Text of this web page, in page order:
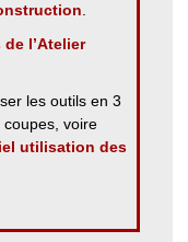
.
l’Atelier
les outils en 3
voire
utilisation des